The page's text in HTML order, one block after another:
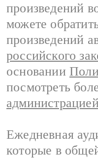
произведений
можете
произведений
российского
основании
посмотреть
Ежедневная
которые в